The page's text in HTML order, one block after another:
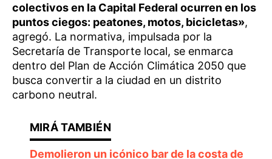
colectivos en la Capital Federal ocurren en los
puntos ciegos: peatones, motos, bicicletas»,
agregó. La normativa, impulsada por la
Secretaría de Transporte local, se enmarca
dentro del Plan de Acción Climática 2050 que
busca convertir a la ciudad en un distrito
carbono neutral.
Demolieron un icónico bar de la costa de